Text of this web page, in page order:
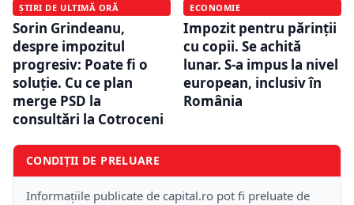
ȘTIRI DE ULTIMĂ ORĂ
Sorin Grindeanu,
despre impozitul
progresiv: Poate fi o
soluție. Cu ce plan
merge PSD la
consultări la Cotroceni
ECONOMIE
Impozit pentru părinții
cu copii. Se achită
lunar. S-a impus la nivel
european, inclusiv în
România
CONDIȚII DE PRELUARE
Informațiile publicate de capital.ro pot fi preluate de